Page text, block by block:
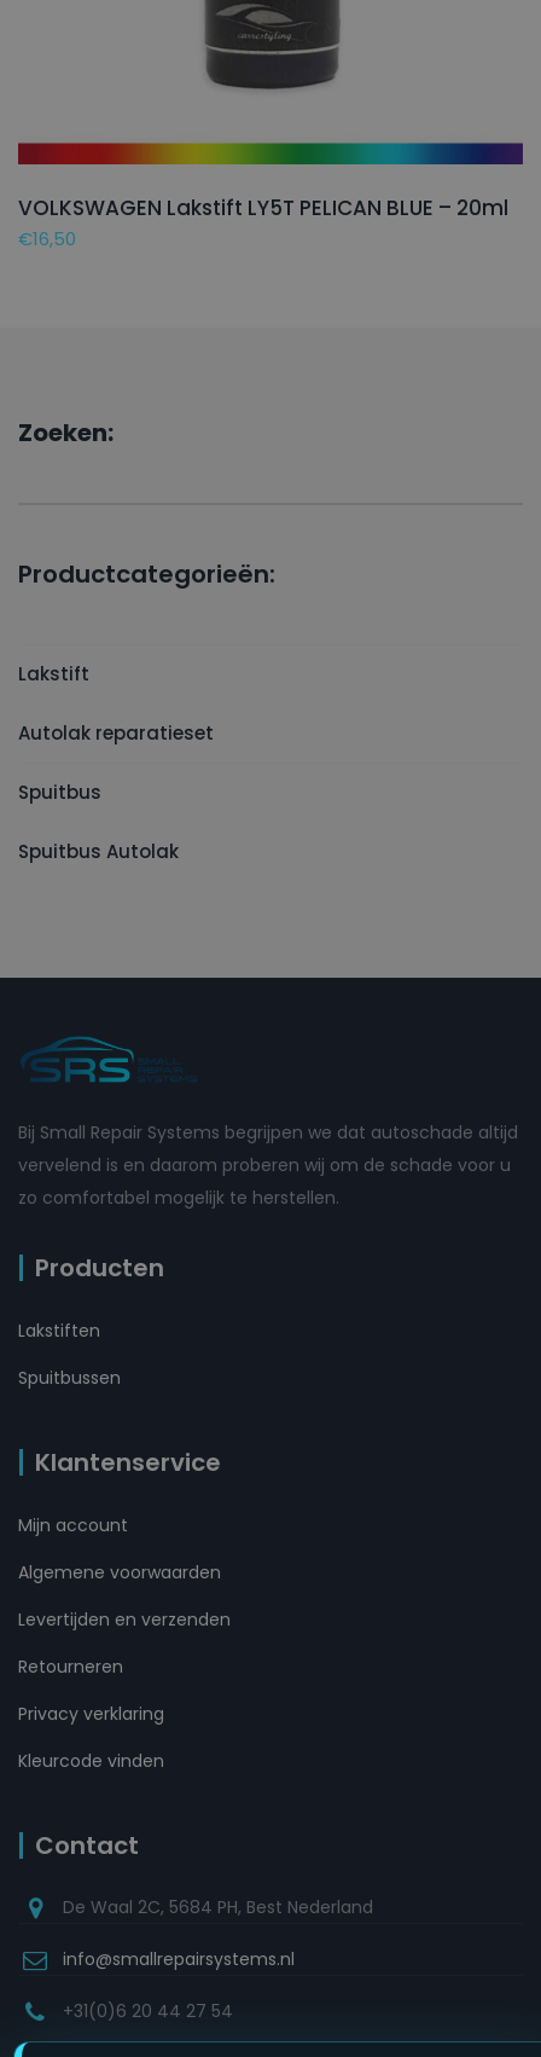
VOLKSWAGEN Lakstift LY5T PELICAN BLUE – 20ml
€16,50
Zoeken:
Productcategorieën:
Lakstift
Autolak reparatieset
Spuitbus
Spuitbus Autolak
Bij Small Repair Systems begrijpen we dat autoschade altijd
vervelend is en daarom proberen wij om de schade voor u
zo comfortabel mogelijk te herstellen.
Producten
Lakstiften
Spuitbussen
Klantenservice
Mijn account
Algemene voorwaarden
Levertijden en verzenden
Retourneren
Privacy verklaring
Kleurcode vinden
Contact
De Waal 2C, 5684 PH, Best Nederland
info@smallrepairsystems.nl
+31(0)6 20 44 27 54